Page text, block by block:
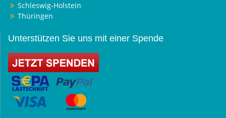
Schleswig-Holstein
Thüringen
Unterstützen Sie uns mit einer Spende